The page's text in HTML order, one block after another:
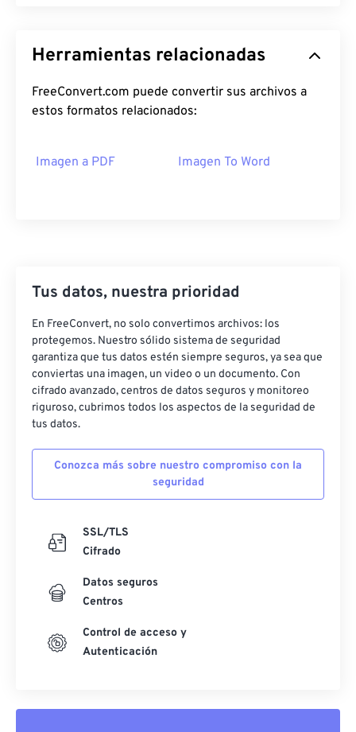
Herramientas relacionadas
FreeConvert.com puede convertir sus archivos a
estos formatos relacionados:
Imagen a PDF Imagen To Word
Tus datos, nuestra prioridad
En FreeConvert, no solo convertimos archivos: los
protegemos. Nuestro sólido sistema de seguridad
garantiza que tus datos estén siempre seguros, ya sea que
conviertas una imagen, un video o un documento. Con
cifrado avanzado, centros de datos seguros y monitoreo
riguroso, cubrimos todos los aspectos de la seguridad de
tus datos.
Conozca más sobre nuestro compromiso con la
seguridad
SSL/TLS
Cifrado
Datos seguros
Centros
Control de acceso y
Autenticación